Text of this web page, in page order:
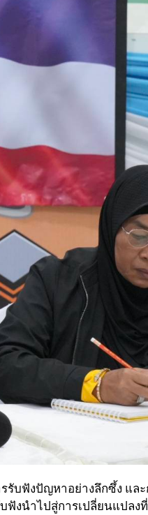
บฟังปัญหาอย่างลึกซึ้ง แล
ฟังนำไปสู่การเปลี่ยนแปล